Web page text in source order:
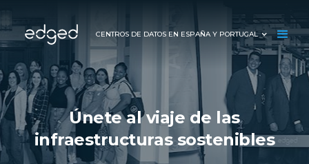
CENTROS DE DATOS EN ESPAÑA Y PORTUGAL
Únete al viaje de las
infraestructuras sostenibles